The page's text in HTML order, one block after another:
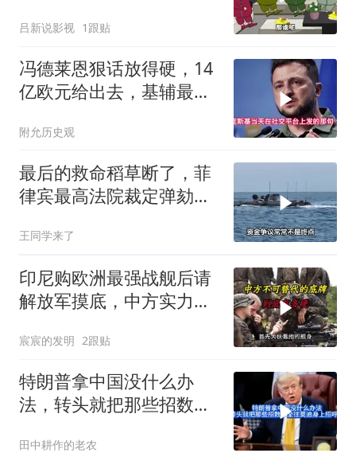
吕新说影视 1跟贴
冯德莱恩狠话放得硬，14
亿欧元给出去，基辅最缺
附允历史观
最后的救命稻草断了，菲
律宾最高法院裁定弹劾合
王同学来了
印尼购欧洲最强战舰后请
解放军摸底，中方实力几
宸宸的发明 2跟贴
特朗普拿中国没什么办
法，转头就把那些招数，
田中耕作的老农